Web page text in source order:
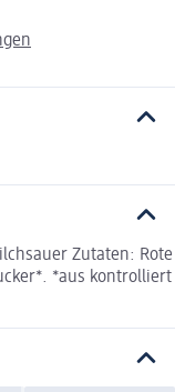
Zutaten: Rote
*aus kontrolliert